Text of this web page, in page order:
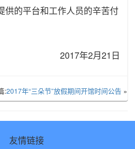
供的平台和工作人员的辛苦付
2017年2月21日
:2017年“三朵节”放假期间开馆时间公告 »
友情链接